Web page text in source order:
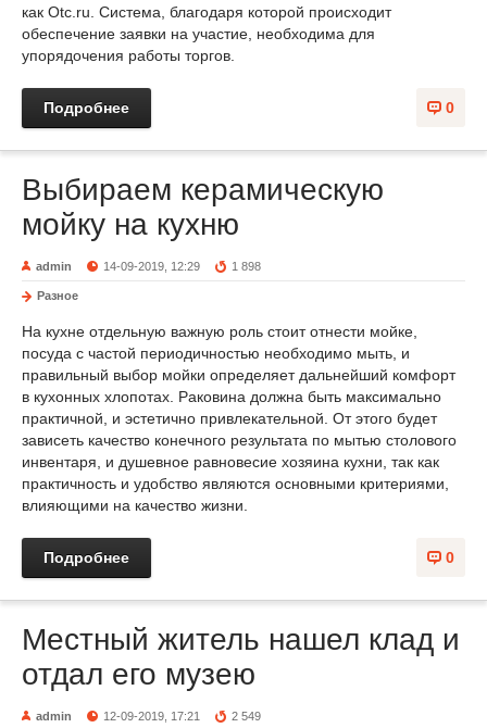
как Otc.ru. Система, благодаря которой происходит
обеспечение заявки на участие, необходима для
упорядочения работы торгов.
0
Подробнее
Выбираем керамическую
мойку на кухню
admin 14-09-2019, 12:29 1 898
Разное
На кухне отдельную важную роль стоит отнести мойке,
посуда с частой периодичностью необходимо мыть, и
правильный выбор мойки определяет дальнейший комфорт
в кухонных хлопотах. Раковина должна быть максимально
практичной, и эстетично привлекательной. От этого будет
зависеть качество конечного результата по мытью столового
инвентаря, и душевное равновесие хозяина кухни, так как
практичность и удобство являются основными критериями,
влияющими на качество жизни.
0
Подробнее
Местный житель нашел клад и
отдал его музею
admin 12-09-2019, 17:21 2 549